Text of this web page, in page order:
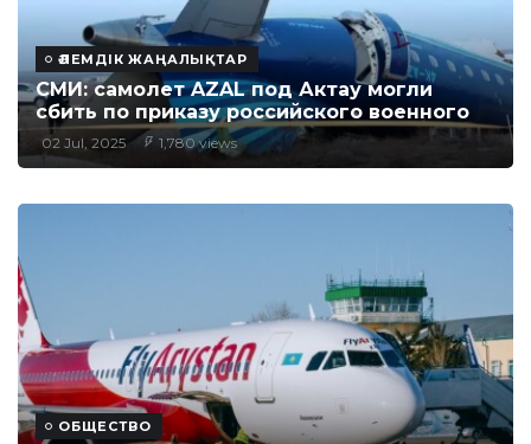
ӘЛЕМДІК ЖАҢАЛЫҚТАР
СМИ: самолет AZAL под Актау могли
сбить по приказу российского военного
02 Jul, 2025 1,780 views
ОБЩЕСТВО